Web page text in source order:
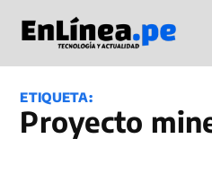
contenido
ETIQUETA:
proyecto